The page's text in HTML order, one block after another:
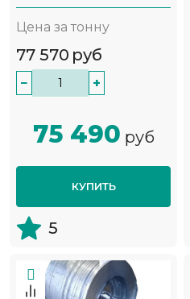
Цена за тонну
77 570 руб
− +
75 490 руб
КУПИТЬ
5